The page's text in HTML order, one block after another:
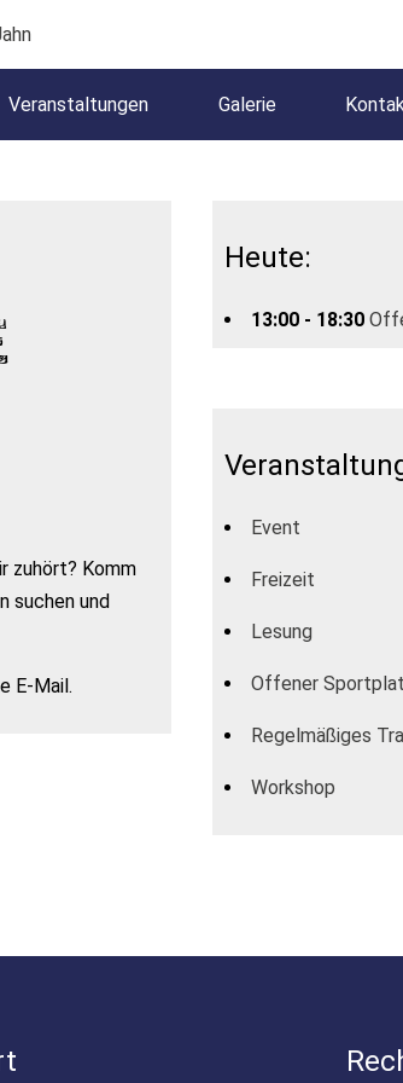
Veranstaltungen Galerie
zuhört? Komm
suchen und
E-Mail.
Heute:
13:00 - 18:30
Event
Freizeit
Lesung
Offener
Regelmäßiges
Workshop